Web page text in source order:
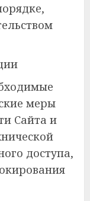
меры
Сайта и
доступа,